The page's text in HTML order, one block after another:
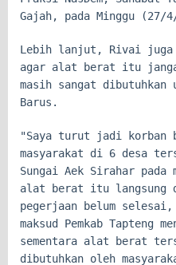
Gajah, pada Minggu (27/
Lebih lanjut, Rivai juga
agar alat berat itu
masih sangat
Barus.
"Saya turut jadi korban
masyarakat di 6 desa
Sungai Aek Sirahar pada
alat berat itu langsung
pegerjaan belum
maksud Pemkab Tapteng
sementara alat berat
dibutuhkan oleh